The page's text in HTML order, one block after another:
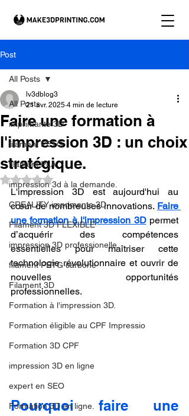
Post
All Posts
imprimante 3D
filament PETG
filament PLA
impression 3d à la demande.
CREALITY imprimante 3D
Filament 3D FLEXIBLE
impression 3D professionelle
filament PETG carbone
Filament 3D
Formation à l'impression 3D.
Formation éligible au CPF Impressio
Formation 3D CPF
impression 3D en ligne
expert en SEO
Formation 3D en ligne.
All Posts
Faire une formation à
l'impression 3D : un choix
stratégique.
lv3dblog3
21 avr. 2025 4 min de lecture
Noté NaN étoiles sur 5.
L'impression 3D est aujourd'hui au
cœur de nombreuses innovations. Faire
une formation à l'impression 3D permet
d’acquérir des compétences
essentielles pour maîtriser cette
technologie révolutionnaire et ouvrir de
nouvelles opportunités
professionnelles.
Pourquoi faire une